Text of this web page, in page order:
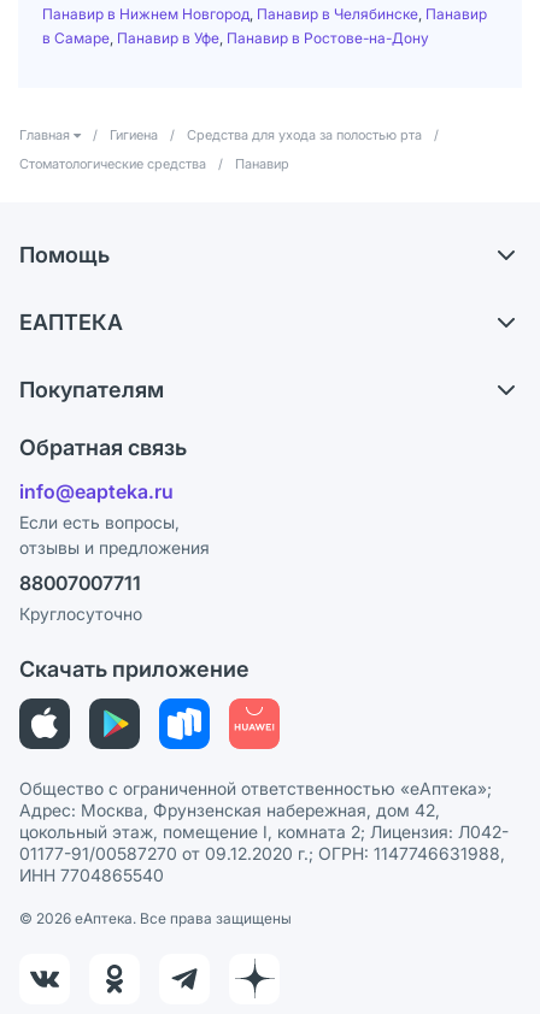
Панавир в Нижнем Новгород Панавир в Челябинске Панавир
в Самаре Панавир в Уфе Панавир в Ростове-на-Дону
Главная / Гигиена / Средства для ухода за полостью рта
/
Стоматологические средства
/ Панавир
Помощь
Самовывоз из аптек
Ответы на вопросы
Блог
ЕАПТЕКА
Карьера
Поставщики
Лицензия
Реклама на сайте
Ваши товары на ЕАПТЕКЕ
Покупателям
Программа СберСпасибо
Политика конфиденциальности
Пользовательское соглашение
Политика рекомендаций
Этика и соответствие
Политика в отношении обработки персональных данных
Обратная связь
info@eapteka.ru
Если есть вопросы,
отзывы и предложения
88007007711
Круглосуточно
Скачать приложение
Общество с ограниченной ответственностью «еАптека»;
Адрес: Москва, Фрунзенская набережная, дом 42,
цокольный этаж, помещение I, комната 2; Лицензия: Л042-
01177-91/00587270 от 09.12.2020 г.; ОГРН: 1147746631988,
ИНН 7704865540
© 2026 eАптека. Все права защищены